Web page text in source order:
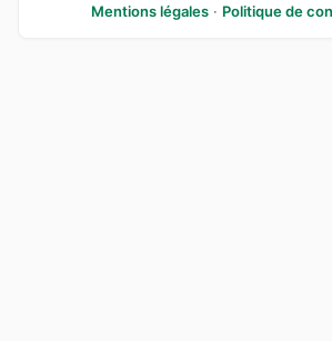
Mentions légales · Politique de